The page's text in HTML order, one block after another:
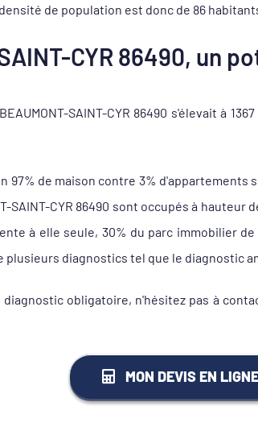
de population est donc de 86 habitants
CYR 86490, un
SAINT-CYR 86490 s'élevait à
de maison contre 3% d'appartements
SAINT-CYR 86490 sont occupés à
à elle seule, 30% du parc immobilier
diagnostics tel que le diagnostic
obligatoire, n'hésitez pas à
MON DEVIS EN